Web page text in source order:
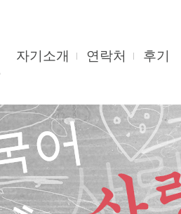
자기소개 연락처 후기